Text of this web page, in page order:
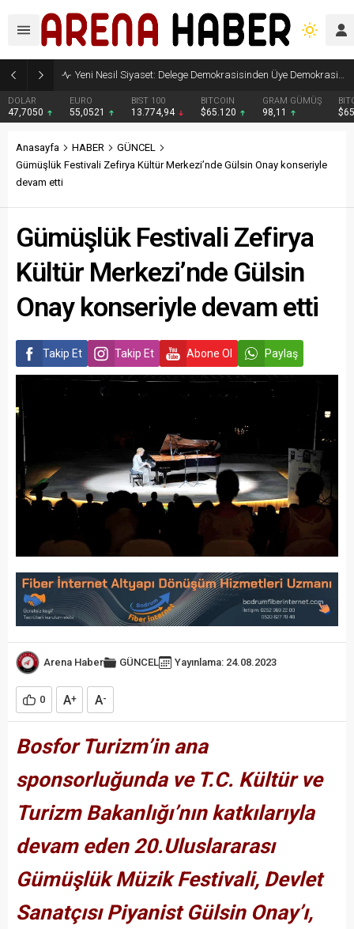
Yeni Nesil Siyaset: Delege Demokrasisinden Üye Demokrasisine
DOLAR
47,7050
EURO
55,0521
BIST 100
13.774,94
BITCOIN
$65.120
GRAM GÜMÜŞ
98,11
Anasayfa HABER
GÜNCEL
Gümüşlük Festivali Zefirya Kültür Merkezi’nde Gülsin Onay konseriyle
devam etti
Gümüşlük Festivali Zefirya
Kültür Merkezi’nde Gülsin
Onay konseriyle devam etti
Takip Et Takip Et Abone Ol Paylaş
Arena Haber GÜNCEL Yayınlama: 24.08.2023
0 A+ A-
Bosfor Turizm’in ana
sponsorluğunda ve T.C. Kültür ve
Turizm Bakanlığı’nın katkılarıyla
devam eden 20.Uluslararası
Gümüşlük Müzik Festivali, Devlet
Sanatçısı Piyanist Gülsin Onay’ı,